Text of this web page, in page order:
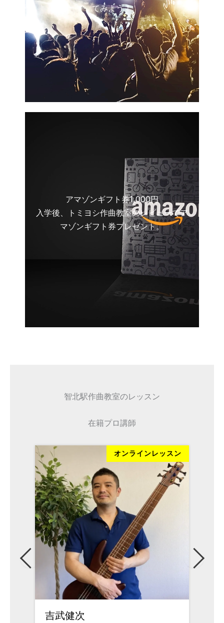
てみよう！
アマゾンギフト券1,000円
入学後、トミヨシ作曲教室のレビューでア
マゾンギフト券プレゼント。
智北駅作曲教室のレッスン
在籍プロ講師
オンラインレッスン
吉武健次